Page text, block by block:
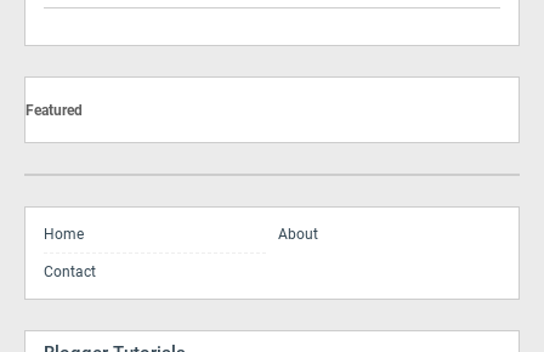
Featured
Home About
Contact